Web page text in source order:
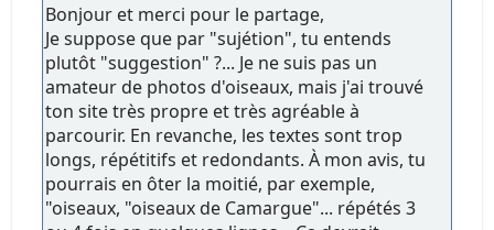
Bonjour et merci pour le partage,
Je suppose que par "sujétion", tu entends
plutôt "suggestion" ?... Je ne suis pas un
amateur de photos d'oiseaux, mais j'ai trouvé
ton site très propre et très agréable à
parcourir. En revanche, les textes sont trop
longs, répétitifs et redondants. À mon avis, tu
pourrais en ôter la moitié, par exemple,
"oiseaux, "oiseaux de Camargue"... répétés 3